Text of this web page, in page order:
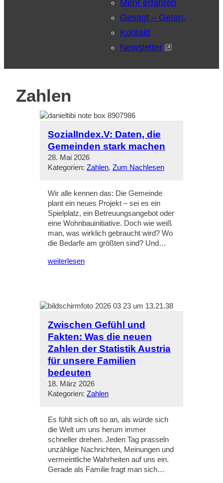
Mehr erfahren
Gesagt – Getan.
Kontakt
Newsletter
Zahlen
SozialIndex.V: Daten, die
Gemeinden stark machen
28. Mai 2026
Kategorien: Zahlen, Zum Nachlesen
Wir alle kennen das: Die Gemeinde
plant ein neues Projekt – sei es ein
Spielplatz, ein Betreuungsangebot oder
eine Wohnbauinitiative. Doch wie weiß
man, was wirklich gebraucht wird? Wo
die Bedarfe am größten sind? Und…
weiterlesen
Zwischen Gefühl und
Fakten: Was die neuen
Zahlen der Statistik Austria
für unsere Familien
bedeuten
18. März 2026
Kategorien: Zahlen
Es fühlt sich oft so an, als würde sich
die Welt um uns herum immer
schneller drehen. Jeden Tag prasseln
unzählige Nachrichten, Meinungen und
vermeintliche Wahrheiten auf uns ein.
Gerade als Familie fragt man sich…